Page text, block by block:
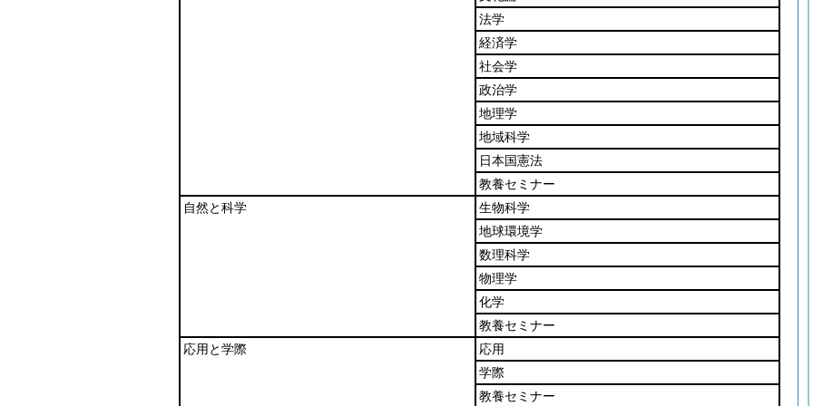
法学
経済学
社会学
政治学
地理学
地域科学
日本国憲法
教養セミナー
自然と科学
生物科学
地球環境学
数理科学
物理学
化学
教養セミナー
応用と学際
応用
学際
教養セミナー